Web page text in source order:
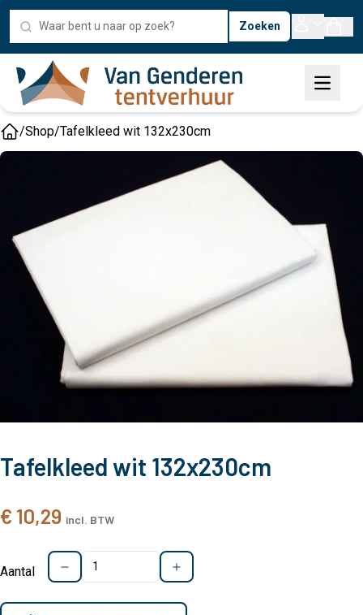
Zoeken
Home
/Shop/Tafelkleed wit 132x230cm
Tafelkleed wit 132x230cm
€ 10,29 incl. BTW
Aantal